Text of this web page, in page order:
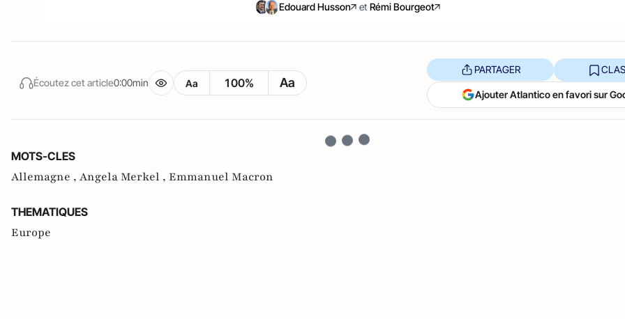
Edouard Husson et Rémi Bourgeot
Écoutez cet article0:00min Aa 100% Aa
PARTAGER
Ajouter Atlantico en favori sur
MOTS-CLES
Allemagne , Angela Merkel , Emmanuel Macron
THEMATIQUES
Europe